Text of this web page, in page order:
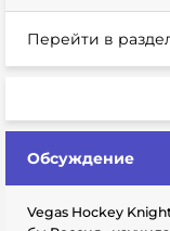
Перейти в
Обсуждение
Vegas Hockey